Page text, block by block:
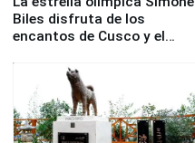
Biles disfruta de los
encantos de Cusco y el